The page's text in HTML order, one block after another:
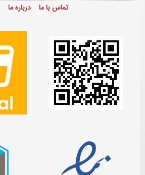
تماس با ما درباره ما